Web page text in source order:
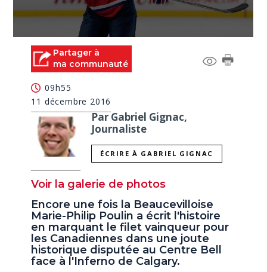
seconds Partager à
ma communauté
09h55
11 décembre 2016
Par Gabriel Gignac,
Journaliste
ÉCRIRE À GABRIEL GIGNAC
Voir la galerie de photos
Encore une fois la Beaucevilloise
Marie-Philip Poulin a écrit l'histoire
en marquant le filet vainqueur pour
les Canadiennes dans une joute
historique disputée au Centre Bell
face à l'Inferno de Calgary.